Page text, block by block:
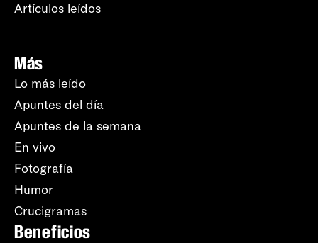
Artículos leídos
Más
Lo más leído
Apuntes del día
Apuntes de la semana
En vivo
Fotografía
Humor
Crucigramas
Beneficios